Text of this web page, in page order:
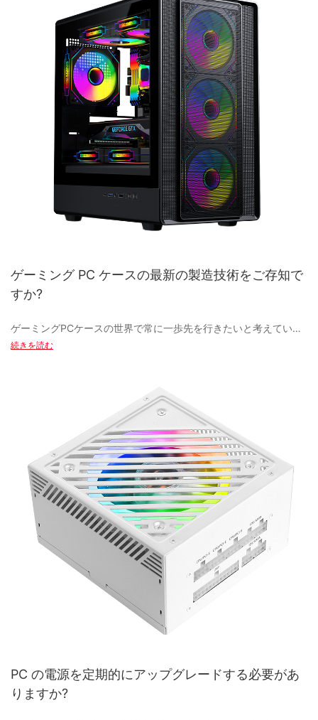
ゲーミング PC ケースの最新の製造技術をご存知で
すか?
ゲーミングPCケースの世界で常に一歩先を行きたいと考えている
ゲーミング愛好家の方、もう探す必要はありません！この記事で
レベルに引き上げる仕組みをご覧ください。 ゲーミング PC ケー
ス テクノロジーの最新イノベーションで情報を入手し、ゲーミン
グ体験を向上させましょう。
- ゲーミングPCケースの進化の紹介
ゲーミングPCケースの進化
ゲーミング PC ケースは、PC ゲームの初期の頃から長い道のりを
歩んできました。 テクノロジーとデザインの進歩により、ゲーミ
ング PC ケースは現代のゲーマーの要求を満たすように進化して
きました。 この記事では、ゲーミング PC ケースの最新の製造技
術と、それがゲーミングに欠かせないこのアクセサリの進化にど
ゲーミング PC ケースの進化を推進する主な要因の 1 つは、より
強力で効率的な冷却システムの需要です。 ゲーミング PC が高性
続きを読む
PC の電源を定期的にアップグレードする必要があ
りますか?